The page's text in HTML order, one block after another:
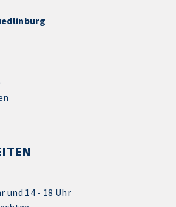
und 14 - 18 Uhr